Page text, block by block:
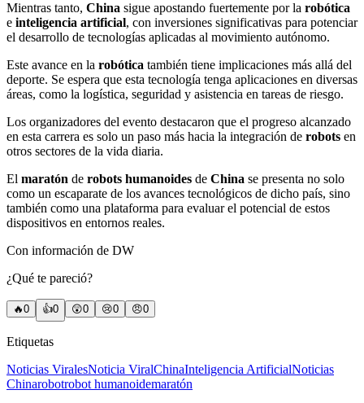
Mientras tanto, China sigue apostando fuertemente por la robótica
e inteligencia artificial, con inversiones significativas para potenciar
el desarrollo de tecnologías aplicadas al movimiento autónomo.
Este avance en la robótica también tiene implicaciones más allá del
deporte. Se espera que esta tecnología tenga aplicaciones en diversas
áreas, como la logística, seguridad y asistencia en tareas de riesgo.
Los organizadores del evento destacaron que el progreso alcanzado
en esta carrera es solo un paso más hacia la integración de robots en
otros sectores de la vida diaria.
El maratón de robots humanoides de China se presenta no solo
como un escaparate de los avances tecnológicos de dicho país, sino
también como una plataforma para evaluar el potencial de estos
dispositivos en entornos reales.
Con información de DW
¿Qué te pareció?
🔥0 👍0 😲0 😢0 😠0
Etiquetas
Noticias ViralesNoticia ViralChinaInteligencia ArtificialNoticias
Chinarobotrobot humanoidemaratón